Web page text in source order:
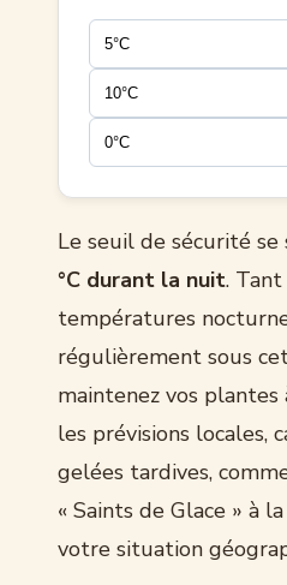
5°C
10°C
0°C
Le seuil de sécurité
°C durant la nuit.
températures
régulièrement sous
maintenez vos plantes
les prévisions locales,
gelées tardives,
« Saints de Glace » à
votre situation